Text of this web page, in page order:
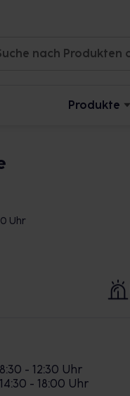
Produkte
Uhr
8:30 - 12:30 Uhr
14:30 - 18:00 Uhr